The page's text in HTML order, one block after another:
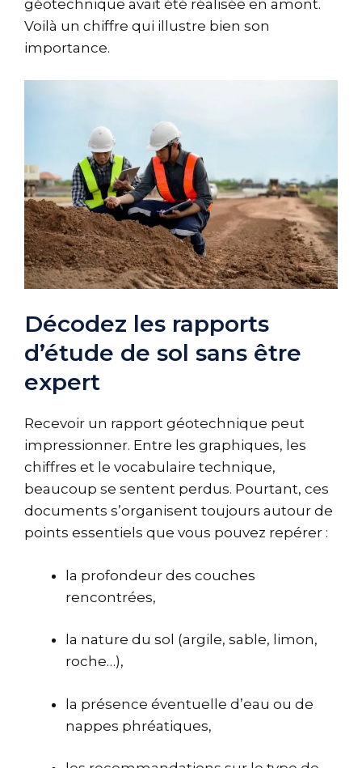
géotechnique avait été réalisée en amont.
Voilà un chiffre qui illustre bien son
importance.
Décodez les rapports
d’étude de sol sans être
expert
Recevoir un rapport géotechnique peut
impressionner. Entre les graphiques, les
chiffres et le vocabulaire technique,
beaucoup se sentent perdus. Pourtant, ces
documents s’organisent toujours autour de
points essentiels que vous pouvez repérer :
la profondeur des couches
rencontrées,
la nature du sol (argile, sable, limon,
roche…),
la présence éventuelle d’eau ou de
nappes phréatiques,